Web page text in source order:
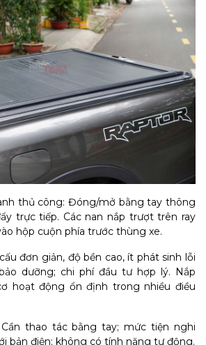
thủ công: Đóng/mở bằng tay thông
trực tiếp. Các nan nắp trượt trên ray
hộp cuộn phía trước thùng xe.
đơn giản, độ bền cao, ít phát sinh lỗi
dưỡng; chi phí đầu tư hợp lý. Nắp
hoạt động ổn định trong nhiều điều
thao tác bằng tay; mức tiện nghi
bản điện; không có tính năng tự động.